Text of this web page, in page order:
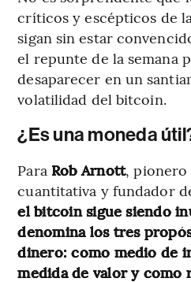
críticos y escépticos de
sigan sin estar
el repunte de la semana
desaparecer en un
volatilidad del bitcoin.
¿Es una moneda
Para Rob Arnott, pionero
cuantitativa y fundador
el bitcoin sigue siendo
denomina los tres
dinero: como medio de
medida de valor y como